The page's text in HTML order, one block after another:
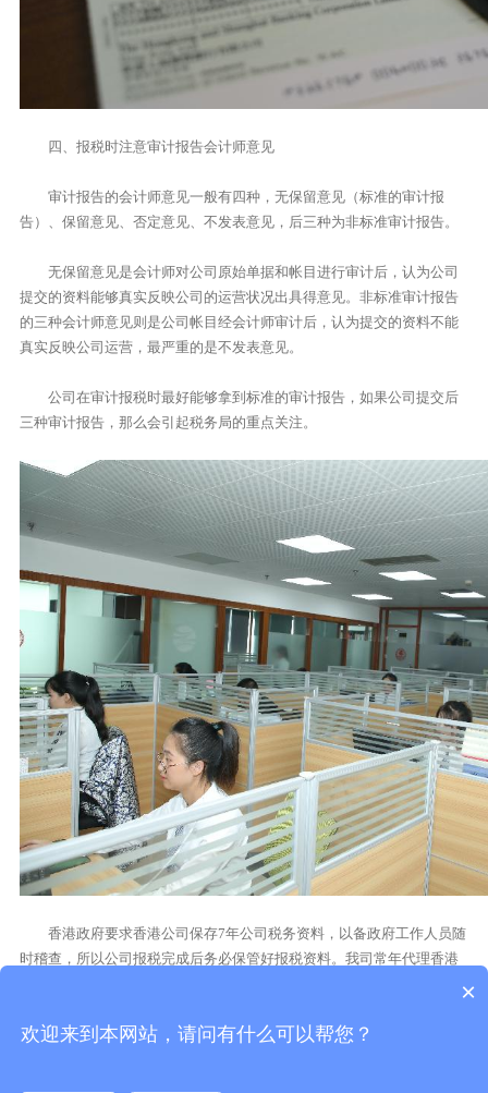
四、报税时注意审计报告会计师意见
审计报告的会计师意见一般有四种，无保留意见（标准的审计报
告）、保留意见、否定意见、不发表意见，后三种为非标准审计报告。
无保留意见是会计师对公司原始单据和帐目进行审计后，认为公司
提交的资料能够真实反映公司的运营状况出具得意见。非标准审计报告
的三种会计师意见则是公司帐目经会计师审计后，认为提交的资料不能
真实反映公司运营，最严重的是不发表意见。
公司在审计报税时最好能够拿到标准的审计报告，如果公司提交后
三种审计报告，那么会引起税务局的重点关注。
香港政府要求香港公司保存7年公司税务资料，以备政府工作人员随
时稽查，所以公司报税完成后务必保管好报税资料。我司常年代理香港
×
欢迎来到本网站，请问有什么可以帮您？